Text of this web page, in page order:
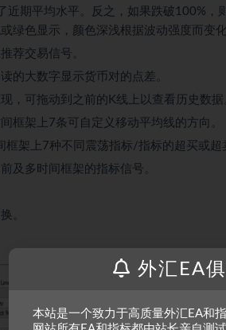
近期平均水平。反之，如果跌破100%，
绿色显示，颜色深浅根据波动强度而变化
荐交易信号。
的大数字显示货币对的点差。
，可拖动到之前的K线上以查看历史数据
框架上7条可自定义移动平均线的方向。
架上7种不同震荡指标/指标的超买或超
及多时间框架的指标信号。
。
外汇EA
本站是一个致力于高质量外汇EA和